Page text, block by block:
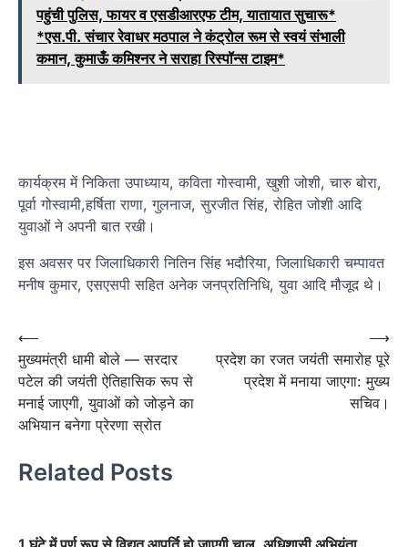
पहुंची पुलिस, फायर व एसडीआरएफ टीम, यातायात सुचारू*
*एस.पी. संचार रेवाधर मठपाल ने कंट्रोल रूम से स्वयं संभाली
कमान, कुमाऊँ कमिश्नर ने सराहा रिस्पॉन्स टाइम*
कार्यक्रम में निकिता उपाध्याय, कविता गोस्वामी, खुशी जोशी, चारु बोरा,
पूर्वा गोस्वामी,हर्षिता राणा, गुलनाज, सुरजीत सिंह, रोहित जोशी आदि
युवाओं ने अपनी बात रखी।
इस अवसर पर जिलाधिकारी नितिन सिंह भदौरिया, जिलाधिकारी चम्पावत
मनीष कुमार, एसएसपी सहित अनेक जनप्रतिनिधि, युवा आदि मौजूद थे।
Post
navigation
⟵
मुख्यमंत्री धामी बोले — सरदार
पटेल की जयंती ऐतिहासिक रूप से
मनाई जाएगी, युवाओं को जोड़ने का
अभियान बनेगा प्रेरणा स्रोत
प्रदेश का रजत जयंती समारोह पूरे
प्रदेश में मनाया जाएगा: मुख्य
सचिव।
⟶
Related Posts